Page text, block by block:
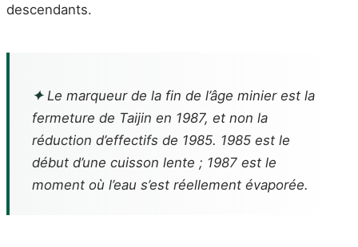
descendants.
✦Le marqueur de la fin de l’âge minier est la
fermeture de Taijin en 1987, et non la
réduction d’effectifs de 1985. 1985 est le
début d’une cuisson lente ; 1987 est le
moment où l’eau s’est réellement évaporée.